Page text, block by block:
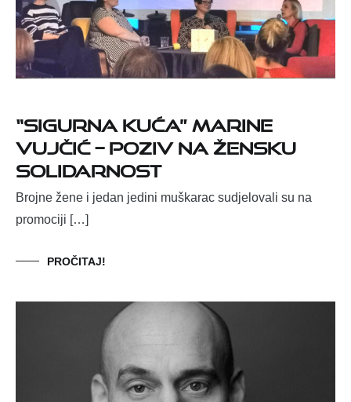
“Sigurna kuća” Marine
Vujčić – poziv na žensku
solidarnost
Brojne žene i jedan jedini muškarac sudjelovali su na
promociji […]
PROČITAJ!